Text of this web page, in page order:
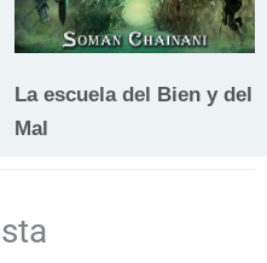
La escuela del Bien y del
Mal